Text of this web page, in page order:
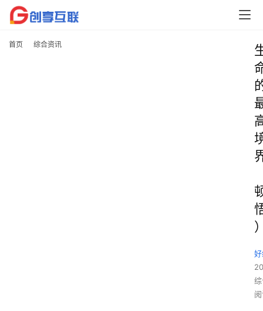
首页 综合资讯